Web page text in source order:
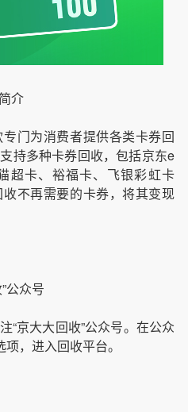
介
门为消费者提供各类卡券回
持多种卡券回收，包括京东e
超卡、裕福卡、飞银彩虹卡
不再需要的卡券，将其变现
众号
京大大回收”公众号。在公众
，进入回收平台。